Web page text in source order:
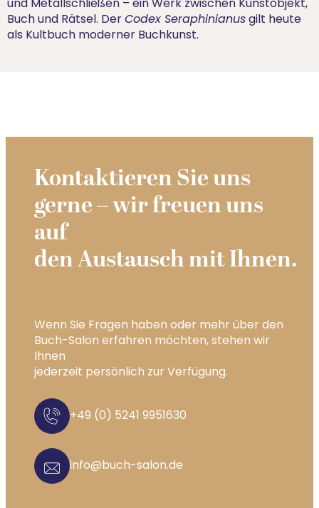
und Metallschließen – ein Werk zwischen Kunstobjekt,
Buch und Rätsel. DerCodex Seraphinianusgilt heute
als Kultbuch moderner Buchkunst.
Kontaktieren Sie uns
gerne – wir freuen uns
auf
den Austausch mit Ihnen.
Wenn Sie Fragen haben oder mehr über den
Buch-Salon erfahren möchten, stehen wir
Ihnen
jederzeit persönlich zur Verfügung.
+49 (0) 5241 9951630
info@buch-salon.de